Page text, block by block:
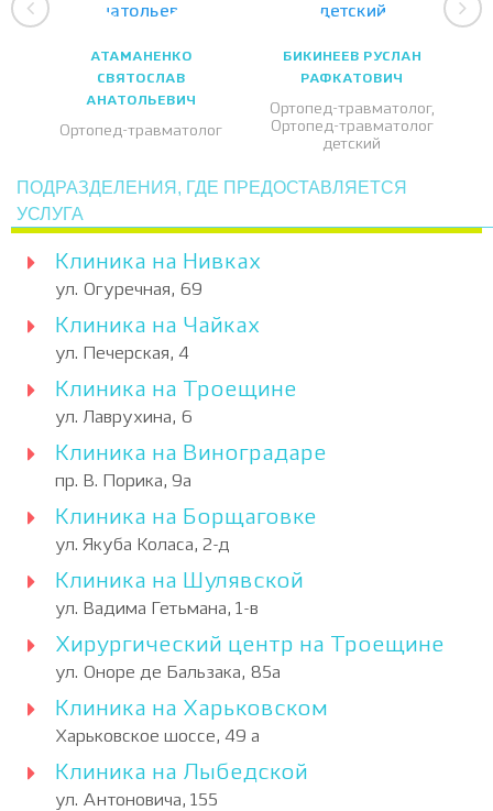
АТАМАНЕНКО
СВЯТОСЛАВ
АНАТОЛЬЕВИЧ
Ортопед-травматолог
БИКИНЕЕВ РУСЛАН
РАФКАТОВИЧ
Ортопед-травматолог,
Ортопед-травматолог
детский
ПОДРАЗДЕЛЕНИЯ, ГДЕ ПРЕДОСТАВЛЯЕТСЯ
УСЛУГА
Клиника на Нивках
ул. Огуречная, 69
Клиника на Чайках
ул. Печерская, 4
Клиника на Троещине
ул. Лаврухина, 6
Клиника на Виноградаре
пр. В. Порика, 9а
Клиника на Борщаговке
ул. Якуба Коласа, 2-д
Клиника на Шулявской
ул. Вадима Гетьмана, 1-в
Хирургический центр на Троещине
ул. Оноре де Бальзака, 85а
Клиника на Харьковском
Харьковское шоссе, 49 а
Клиника на Лыбедской
ул. Антоновича, 155